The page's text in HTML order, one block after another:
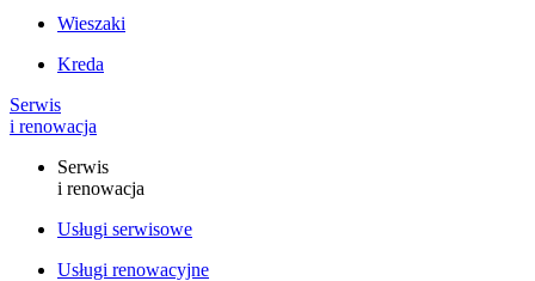
Wieszaki
Kreda
Serwis
i renowacja
Serwis
i renowacja
Usługi serwisowe
Usługi renowacyjne